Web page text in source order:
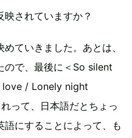
されていますか？
ていきました。あとは、
ので、最後に＜So silent
/ Lonely night
って、日本語だとちょっ
語にすることによって、も